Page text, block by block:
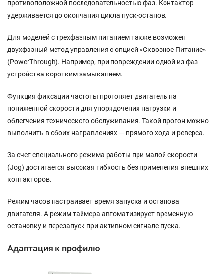
противоположной последовательностью фаз. Контактор
удерживается до окончания цикла пуск-останов.
Для моделей с трехфазным питанием также возможен
двухфазный метод управления с опцией «Сквозное Питание»
(PowerThrough). Например, при повреждении одной из фаз
устройства коротким замыканием.
Функция фиксации частоты прогоняет двигатель на
пониженной скорости для упорядочения нагрузки и
облегчения технического обслуживания. Такой прогон можно
выполнить в обоих направлениях — прямого хода и реверса.
За счет специального режима работы при малой скорости
(Jog) достигается высокая гибкость без применения внешних
контакторов.
Режим часов настраивает время запуска и останова
двигателя. А режим таймера автоматизирует временную
остановку и перезапуск при активном сигнале пуска.
Адаптация к профилю